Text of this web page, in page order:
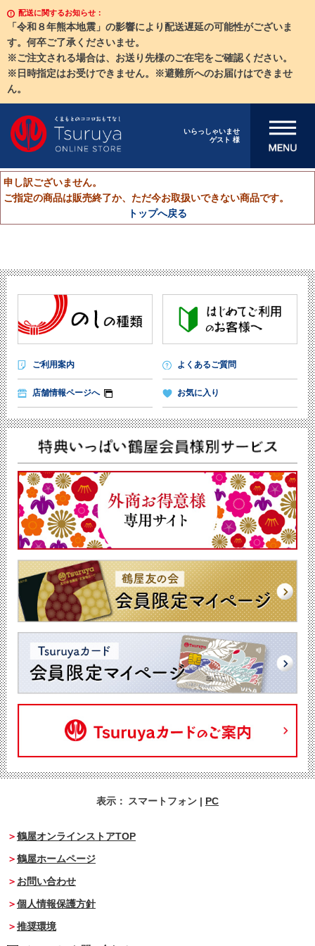
配送に関するお知らせ：
「令和８年熊本地震」の影響により配送遅延の可能性がございま
す。何卒ご了承くださいませ。
※ご注文される場合は、お送り先様のご在宅をご確認ください。
※日時指定はお受けできません。※避難所へのお届けはできませ
ん。
いらっしゃいませ
ゲスト 様
メニューを開
申し訳ございません。
ご指定の商品は販売終了か、ただ今お取扱いできない商品です。
トップへ戻る
ご利用案内 よくあるご質問
店舗情報ページへ お気に入り
表示： スマートフォン | PC
鶴屋オンラインストアTOP
鶴屋ホームページ
お問い合わせ
個人情報保護方針
推奨環境